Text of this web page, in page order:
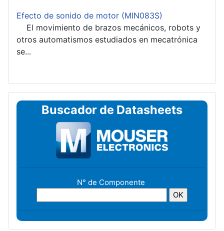
Efecto de sonido de motor (MIN083S)
El movimiento de brazos mecánicos, robots y
otros automatismos estudiados en mecatrónica
se...
Buscador de Datasheets
N° de Componente